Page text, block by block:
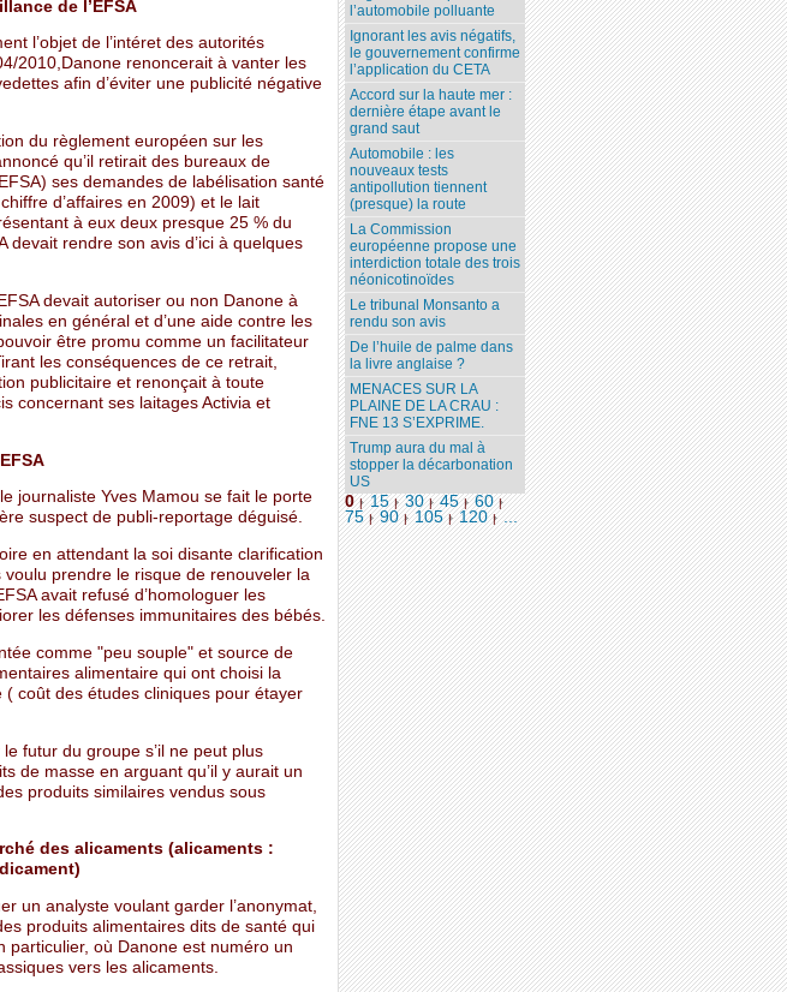
de l’EFSA
l’objet de l’intéret des autorités
2010,Danone renoncerait à vanter les
afin d’éviter une publicité négative
du règlement européen sur les
qu’il retirait des bureaux de
ses demandes de labélisation santé
d’affaires en 2009) et le lait
à eux deux presque 25 % du
devait rendre son avis d’ici à quelques
devait autoriser ou non Danone à
en général et d’une aide contre les
être promu comme un facilitateur
les conséquences de ce retrait,
publicitaire et renonçait à toute
concernant ses laitages Activia et
journaliste Yves Mamou se fait le porte
suspect de publi-reportage déguisé.
en attendant la soi disante clarification
voulu prendre le risque de renouveler la
avait refusé d’homologuer les
les défenses immunitaires des bébés.
comme "peu souple" et source de
alimentaire qui ont choisi la
coût des études cliniques pour étayer
futur du groupe s’il ne peut plus
de masse en arguant qu’il y aurait un
produits similaires vendus sous
des alicaments (alicaments :
un analyste voulant garder l’anonymat,
produits alimentaires dits de santé qui
particulier, où Danone est numéro un
vers les alicaments.
l’automobile polluante
Ignorant les avis négatifs,
le gouvernement confirme
l’application du CETA
Accord sur la haute mer :
dernière étape avant le
grand saut
Automobile : les
nouveaux tests
antipollution tiennent
(presque) la route
La Commission
européenne propose une
interdiction totale des trois
néonicotinoïdes
Le tribunal Monsanto a
rendu son avis
De l’huile de palme dans
la livre anglaise ?
MENACES SUR LA
PLAINE DE LA CRAU :
FNE 13 S’EXPRIME.
Trump aura du mal à
stopper la décarbonation
US
0 | 15 | 30 | 45 | 60 |
75 | 90 | 105 | 120 | ...